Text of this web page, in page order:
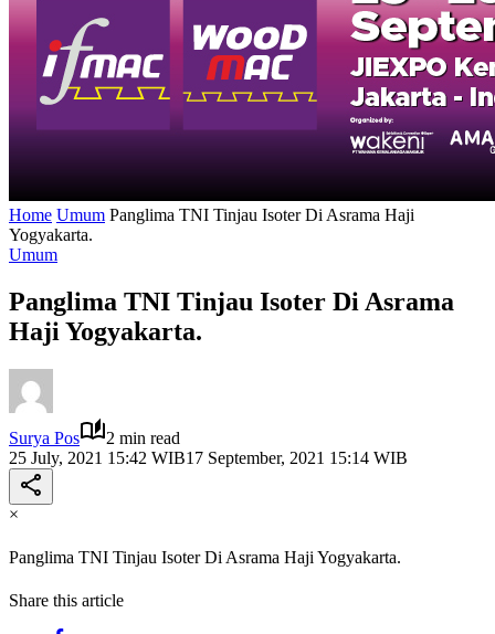
Home Umum Panglima TNI Tinjau Isoter Di Asrama Haji
Yogyakarta.
Umum
Panglima TNI Tinjau Isoter Di Asrama
Haji Yogyakarta.
Surya Pos
2 min read
25 July, 2021 15:42 WIB17 September, 2021 15:14 WIB
×
Panglima TNI Tinjau Isoter Di Asrama Haji Yogyakarta.
Share this article